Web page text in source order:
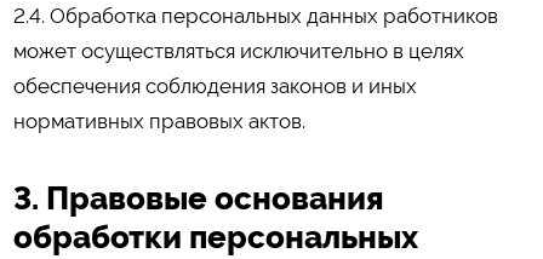
2.4. Обработка персональных данных работников
может осуществляться исключительно в целях
обеспечения соблюдения законов и иных
нормативных правовых актов.
3. Правовые основания
обработки персональных